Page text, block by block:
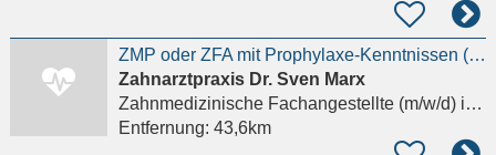
ZMP oder ZFA mit Prophylaxe-Kenntnissen (m/w/d) in Meiendorf
Zahnarztpraxis Dr. Sven Marx
Zahnmedizinische Fachangestellte (m/w/d)in Braak
Entfernung: 43,6km